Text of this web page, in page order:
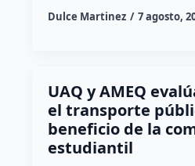
Dulce Martinez 7 agosto,
UAQ y AMEQ
el transporte
beneficio de la
estudiantil